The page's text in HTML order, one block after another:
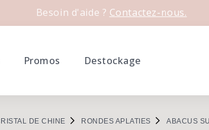
Besoin d'aide ? Contactez-nous.
Promos Destockage
DE CHINE RONDES APLATIES ABACUS